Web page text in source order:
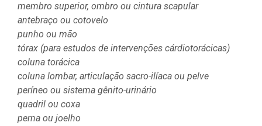
membro superior, ombro ou cintura scapular
antebraço ou cotovelo
punho ou mão
tórax (para estudos de intervenções cárdiotorácicas)
coluna torácica
coluna lombar, articulação sacro-ilíaca ou pelve
períneo ou sistema gênito-urinário
quadril ou coxa
perna ou joelho